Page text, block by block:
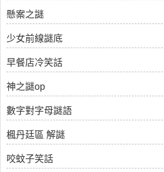
懸案之謎
少女前線謎底
早餐店冷笑話
神之謎op
數字對字母謎語
楓丹廷區 解謎
咬蚊子笑話